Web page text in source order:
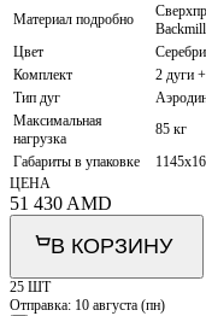
Материал подробно
Backmill
Цвет
Комплект
2 дуги
Тип дуг
Максимальная
нагрузка
85 кг
Габариты в упаковке
ЦЕНА
51 430 AMD
В КОРЗИНУ
25 ШТ
Отправка: 10 августа (пн)